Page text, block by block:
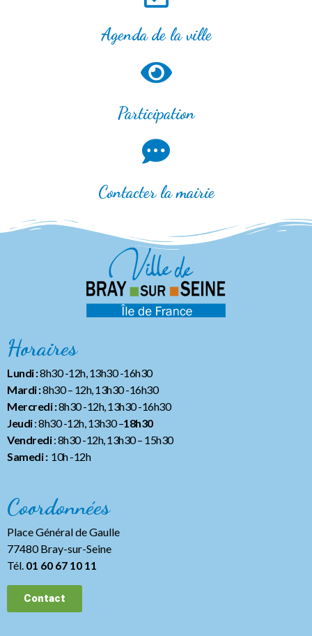
Agenda de la ville
Participation
Contacter la mairie
Horaires
Lundi :8h30 -12h, 13h30 -16h30
Mardi :8h30 – 12h, 13h30 -16h30
Mercredi :8h30 -12h, 13h30 -16h30
Jeudi: 8h30 -12h, 13h30 –18h30
Vendredi: 8h30 -12h, 13h30– 15h30
Samedi :10h -12h
Coordonnées
Place Général de Gaulle
77480 Bray-sur-Seine
Tél. 01 60 67 10 11
Contact